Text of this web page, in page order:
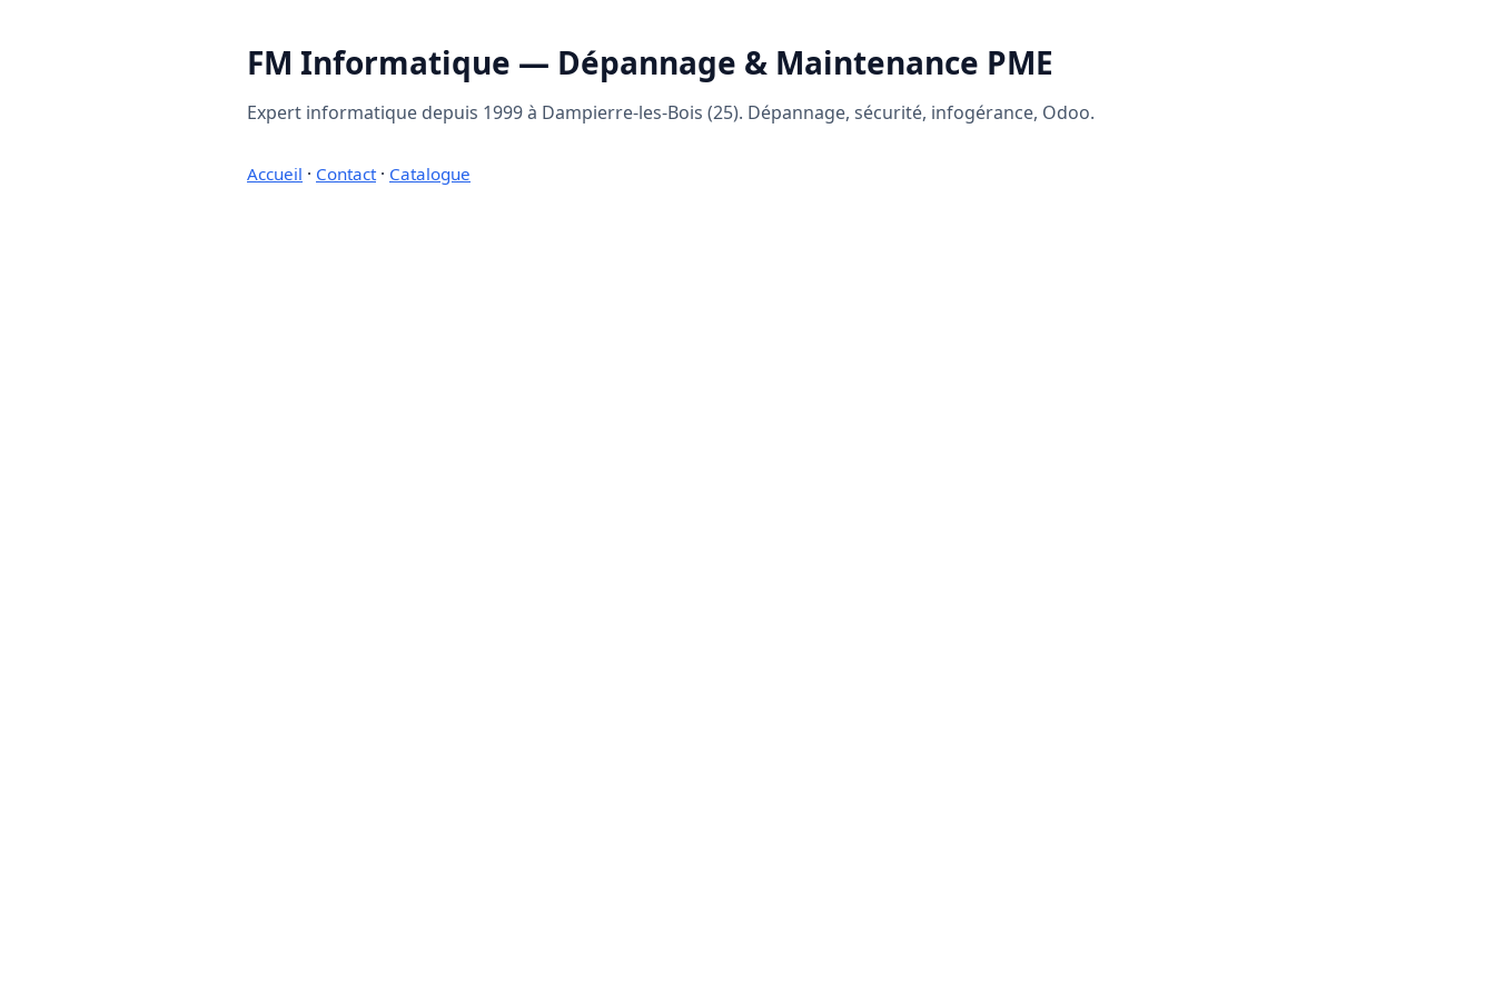
FM Informatique — Dépannage & Maintenance PME
Expert informatique depuis 1999 à Dampierre-les-Bois (25). Dépannage, sécurité, infogérance, Odoo.
Accueil · Contact· Catalogue